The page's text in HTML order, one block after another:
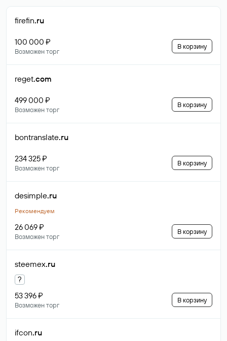
firefin.ru
100 000 ₽
Возможен торг
В корзину
reget.com
499 000 ₽
Возможен торг
В корзину
bontranslate.ru
234 325 ₽
Возможен торг
В корзину
desimple.ru
Рекомендуем
26 069 ₽
Возможен торг
В корзину
steemex.ru
?
53 396 ₽
Возможен торг
В корзину
ifcon.ru